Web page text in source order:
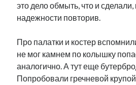
это дело обмыть, что и сделали,
надежности повторив.
Про палатки и костер
не мог камнем по колышку
аналогично. А тут еще
Попробовали гречневой